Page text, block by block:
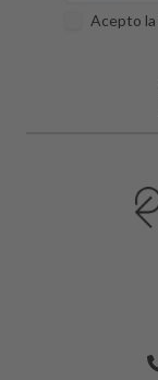
Acepto la